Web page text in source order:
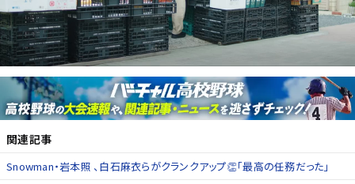
関連記事
Snowman・岩本照 、白石麻衣らがクランクアップ👏「最高の任務だった」